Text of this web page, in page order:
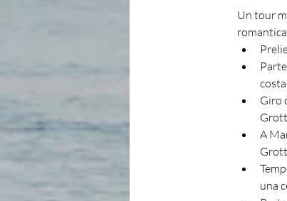
Un tour
Giro
A
una